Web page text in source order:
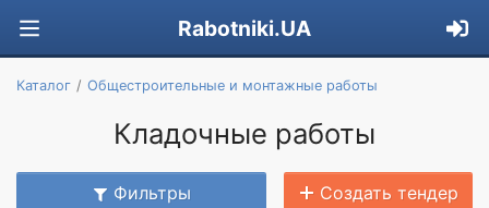
Rabotniki.UA
Каталог Общестроительные и монтажные работы
Кладочные работы
Фильтры Создать тендер